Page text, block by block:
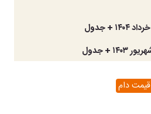
قیمت دام